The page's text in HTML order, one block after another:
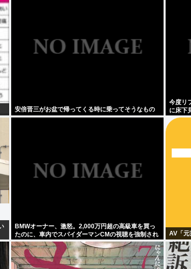
安倍晋三がお盆で帰ってくる時に乗ってそうなもの
今度リ
に床下
ものな
BMWオーナー、激怒。2,000万円超の高級車を買っ
たのに、車内でスパイダーマンCMの視聴を強制され
てしまう。
AV「元